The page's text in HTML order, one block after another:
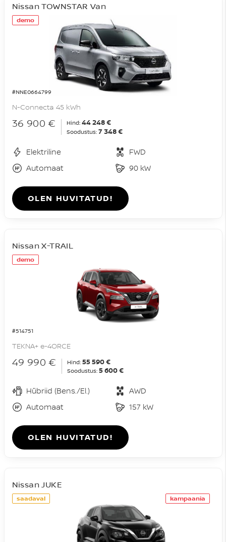
demo
#NNE0664799
Nissan TOWNSTAR Van
N-Connecta 45 kWh
36 900 € Hind: 44 248 €
Soodustus: 7 348 €
Elektriline
FWD
Automaat
90 kW
OLEN HUVITATUD!
demo
#514751
Nissan X-TRAIL
TEKNA+ e-4ORCE
49 990 € Hind: 55 590 €
Soodustus: 5 600 €
Hübriid (Bens./El.)
AWD
Automaat
157 kW
OLEN HUVITATUD!
saadaval kampaania
Nissan JUKE